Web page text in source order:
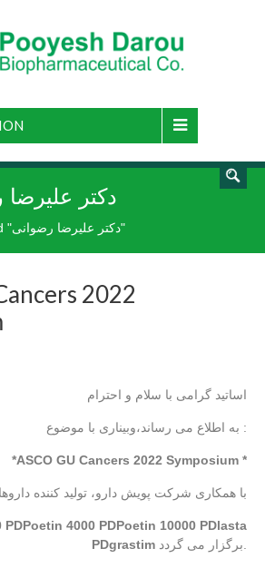
دکتر
Posts Tagged "دکتر علیرضا رضوانی"
2022
اساتید گرامی با سلام و احترام
به اطلاع می رساند،وبیناری با موضوع :
*ASCO GU Cancers 2022 Symposium *
با همکاری شرکت پویش دارو، تولید کننده
PDPoetin 4000 PDPoetin 10000 PDlasta
PDgrastim